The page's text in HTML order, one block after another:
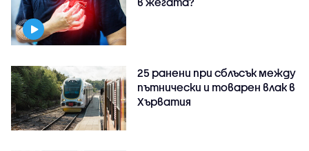
25 ранени при сблъсък между
пътнически и товарен влак в
Хърватия